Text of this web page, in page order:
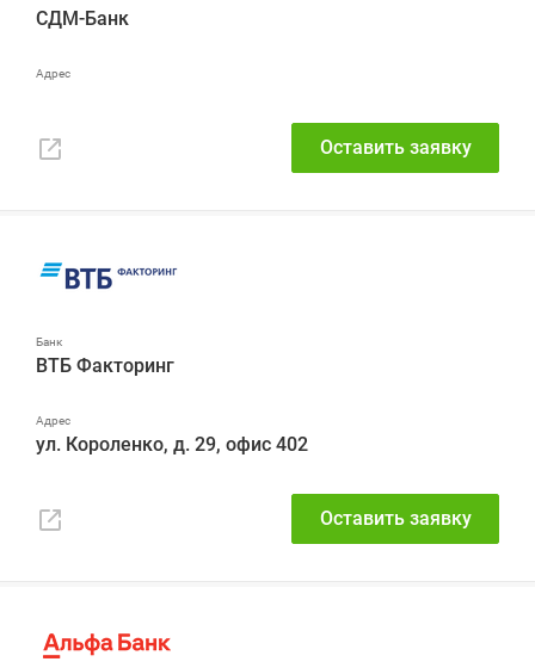
СДМ-Банк
Оставить заявку
ВТБ Факторинг
ул. Короленко, д. 29, офис 402
Оставить заявку